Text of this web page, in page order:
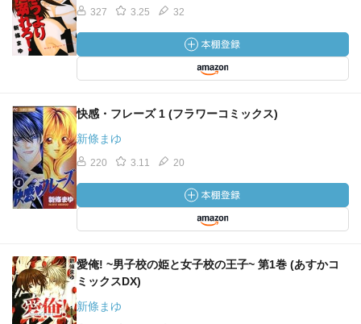
327 3.25 32
快感・フレーズ 1 (フラワーコミックス)
新條まゆ
220 3.11 20
愛俺! ~男子校の姫と女子校の王子~ 第1巻 (あすかコ
ミックスDX)
新條まゆ